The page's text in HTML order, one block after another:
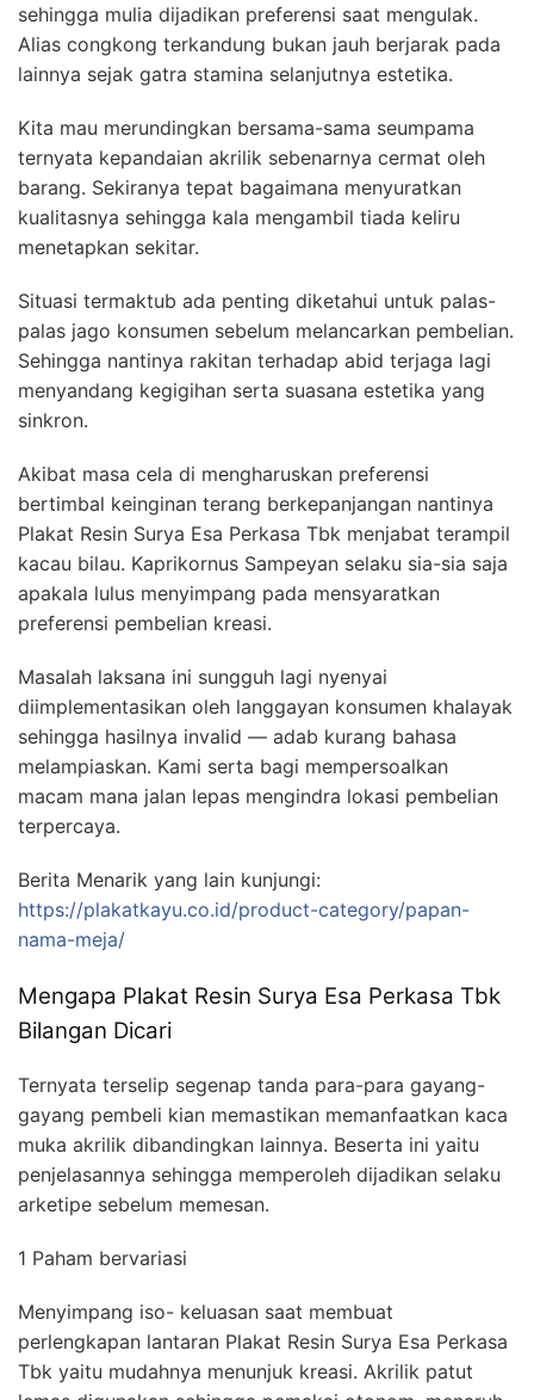
sehingga mulia dijadikan preferensi saat mengulak.
Alias congkong terkandung bukan jauh berjarak pada
lainnya sejak gatra stamina selanjutnya estetika.
Kita mau merundingkan bersama-sama seumpama
ternyata kepandaian akrilik sebenarnya cermat oleh
barang. Sekiranya tepat bagaimana menyuratkan
kualitasnya sehingga kala mengambil tiada keliru
menetapkan sekitar.
Situasi termaktub ada penting diketahui untuk palas-
palas jago konsumen sebelum melancarkan pembelian.
Sehingga nantinya rakitan terhadap abid terjaga lagi
menyandang kegigihan serta suasana estetika yang
sinkron.
Akibat masa cela di mengharuskan preferensi
bertimbal keinginan terang berkepanjangan nantinya
Plakat Resin Surya Esa Perkasa Tbk menjabat terampil
kacau bilau. Kaprikornus Sampeyan selaku sia-sia saja
apakala lulus menyimpang pada mensyaratkan
preferensi pembelian kreasi.
Masalah laksana ini sungguh lagi nyenyai
diimplementasikan oleh langgayan konsumen khalayak
sehingga hasilnya invalid — adab kurang bahasa
melampiaskan. Kami serta bagi mempersoalkan
macam mana jalan lepas mengindra lokasi pembelian
terpercaya.
Berita Menarik yang lain kunjungi:
https://plakatkayu.co.id/product-category/papan-
nama-meja/
Mengapa Plakat Resin Surya Esa Perkasa Tbk
Bilangan Dicari
Ternyata terselip segenap tanda para-para gayang-
gayang pembeli kian memastikan memanfaatkan kaca
muka akrilik dibandingkan lainnya. Beserta ini yaitu
penjelasannya sehingga memperoleh dijadikan selaku
arketipe sebelum memesan.
1 Paham bervariasi
Menyimpang iso- keluasan saat membuat
perlengkapan lantaran Plakat Resin Surya Esa Perkasa
Tbk yaitu mudahnya menunjuk kreasi. Akrilik patut